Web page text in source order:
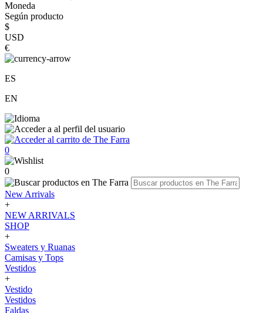
Moneda
Según producto
$
USD
€
ES
EN
0
0
New Arrivals
+
NEW ARRIVALS
SHOP
+
Sweaters y Ruanas
Camisas y Tops
Vestidos
+
Vestido
Vestidos
Faldas